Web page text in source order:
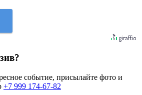
событие, присылайте фото и
+7 999 174-67-82